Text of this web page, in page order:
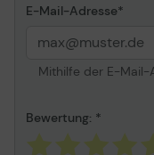
E-Mail-Adresse
Mithilfe der E-Mail-
Bewertung: